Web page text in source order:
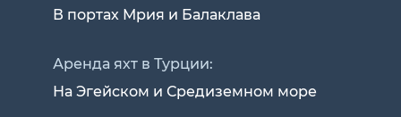
В портах Мрия и Балаклава
Аренда яхт в Турции:
На Эгейском и Средиземном море